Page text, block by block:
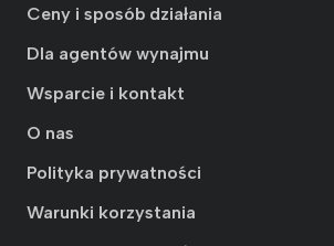
Ceny i sposób działania
Dla agentów wynajmu
Wsparcie i kontakt
O nas
Polityka prywatności
Warunki korzystania